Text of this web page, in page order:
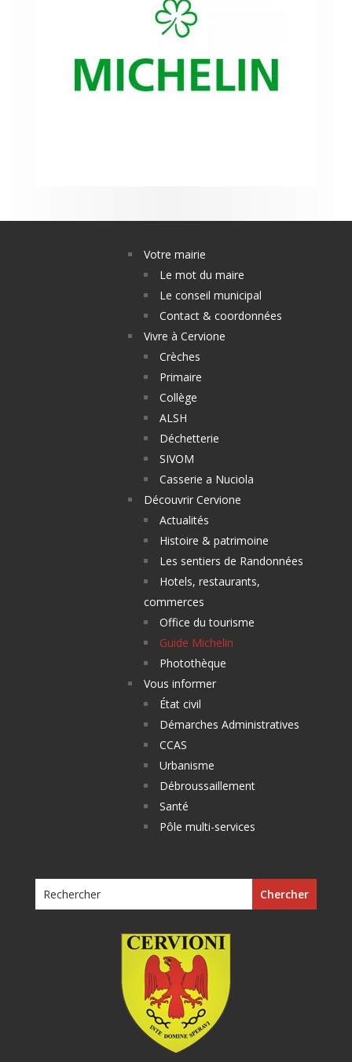
Votre mairie
Le mot du maire
Le conseil municipal
Contact & coordonnées
Vivre à Cervione
Crèches
Primaire
Collège
ALSH
Déchetterie
SIVOM
Casserie a Nuciola
Découvrir Cervione
Actualités
Histoire & patrimoine
Les sentiers de Randonnées
Hotels, restaurants,
commerces
Office du tourisme
Guide Michelin
Photothèque
Vous informer
État civil
Démarches Administratives
CCAS
Urbanisme
Débroussaillement
Santé
Pôle multi-services